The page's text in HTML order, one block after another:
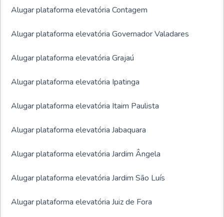
Alugar plataforma elevatória Contagem
Alugar plataforma elevatória Governador Valadares
Alugar plataforma elevatória Grajaú
Alugar plataforma elevatória Ipatinga
Alugar plataforma elevatória Itaim Paulista
Alugar plataforma elevatória Jabaquara
Alugar plataforma elevatória Jardim Ângela
Alugar plataforma elevatória Jardim São Luís
Alugar plataforma elevatória Juiz de Fora